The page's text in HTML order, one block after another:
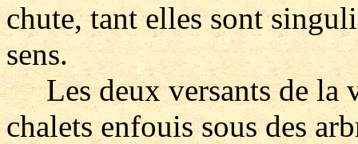
chute, tant elles sont
sens.
Les deux versants de la
chalets enfouis sous des